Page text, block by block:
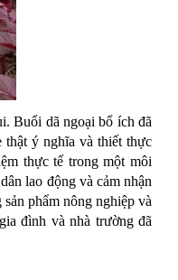
Buổi dã ngoại bổ ích đã
thật ý nghĩa và thiết thực
thực tế trong một môi
lao động và cảm nhận
phẩm nông nghiệp và
đình và nhà trường đã